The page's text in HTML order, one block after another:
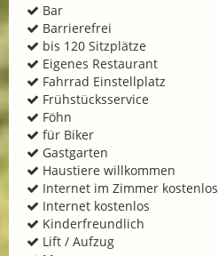
Bar
Barrierefrei
bis 120 Sitzplätze
Eigenes Restaurant
Fahrrad Einstellplatz
Frühstücksservice
Föhn
für Biker
Gastgarten
Haustiere willkommen
Internet im Zimmer kostenlos
Internet kostenlos
Kinderfreundlich
Lift / Aufzug